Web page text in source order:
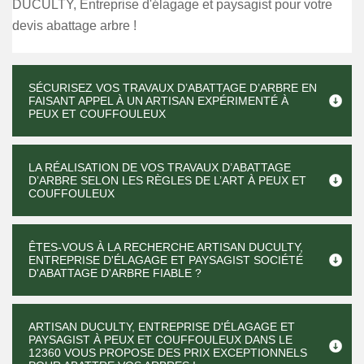
DUCULTY, Entreprise d'élagage et paysagist pour votre
devis abattage arbre !
SÉCURISEZ VOS TRAVAUX D’ABATTAGE D’ARBRE EN
FAISANT APPEL À UN ARTISAN EXPÉRIMENTÉ À
PEUX ET COUFFOULEUX
LA RÉALISATION DE VOS TRAVAUX D’ABATTAGE
D’ARBRE SELON LES RÈGLES DE L’ART À PEUX ET
COUFFOULEUX
ÊTES-VOUS À LA RECHERCHE ARTISAN DUCULTY,
ENTREPRISE D'ÉLAGAGE ET PAYSAGIST SOCIÉTÉ
D'ABATTAGE D'ARBRE FIABLE ?
ARTISAN DUCULTY, ENTREPRISE D'ÉLAGAGE ET
PAYSAGIST À PEUX ET COUFFOULEUX DANS LE
12360 VOUS PROPOSE DES PRIX EXCEPTIONNELS